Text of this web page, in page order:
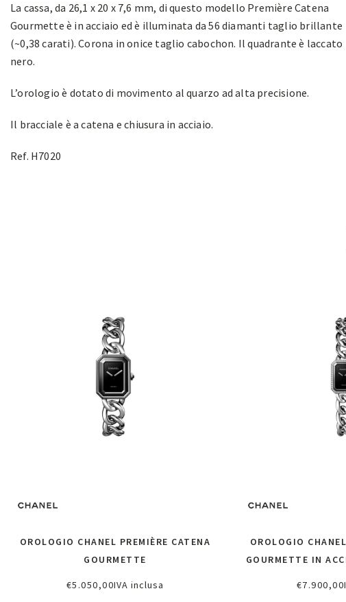
La cassa, da 26,1 x 20 x 7,6 mm, di questo modello Première Catena
Gourmette è in acciaio ed è illuminata da 56 diamanti taglio brillante
(~0,38 carati). Corona in onice taglio cabochon. Il quadrante è laccato
nero.
L’orologio è dotato di movimento al quarzo ad alta precisione.
Il bracciale è a catena e chiusura in acciaio.
Ref. H7020
OROLOGIO CHANEL PREMIÈRE CATENA
GOURMETTE
€5.050,00IVA inclusa
OROLOGIO
GOURMETTE IN
€7.900,00